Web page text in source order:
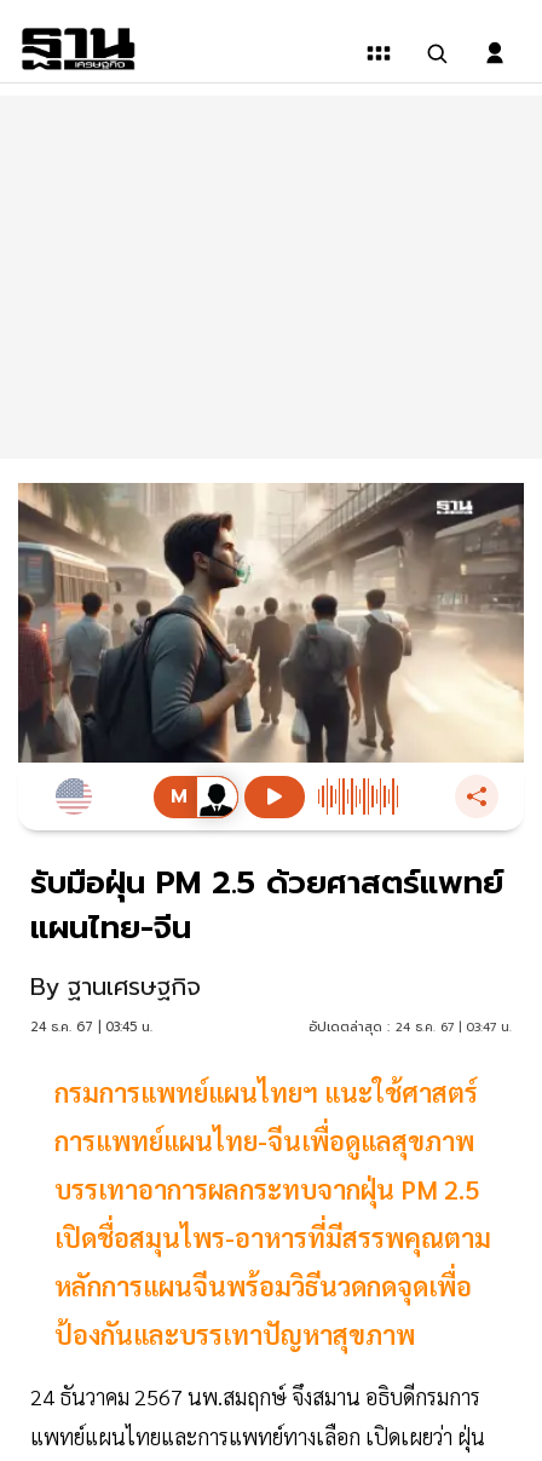
รับมือฝุ่น PM 2.5 ด้วยศาสตร์แพทย์
แผนไทย-จีน
By ฐานเศรษฐกิจ
24 ธ.ค. 67 | 03:45 น. อัปเดตล่าสุด : 24 ธ.ค. 67 | 03:47 น.
กรมการแพทย์แผนไทยฯ แนะใช้ศาสตร์
การแพทย์แผนไทย-จีนเพื่อดูแลสุขภาพ
บรรเทาอาการผลกระทบจากฝุ่น PM 2.5
เปิดชื่อสมุนไพร-อาหารที่มีสรรพคุณตาม
หลักการแผนจีนพร้อมวิธีนวดกดจุดเพื่อ
ป้องกันและบรรเทาปัญหาสุขภาพ
24 ธันวาคม 2567 นพ.สมฤกษ์ จึงสมาน อธิบดีกรมการ
แพทย์แผนไทยและการแพทย์ทางเลือก เปิดเผยว่า ฝุ่น